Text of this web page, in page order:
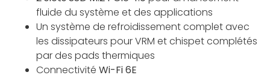
fluide du système et des applications
Un système de refroidissement complet avec
les dissipateurs pour VRM et chispet complétés
par des pads thermiques
Connectivité Wi-Fi 6E